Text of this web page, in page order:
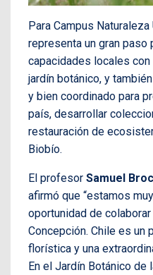
Para Campus
representa un gran paso
capacidades locales
jardín botánico, y
y bien coordinado para
país, desarrollar
restauración de
Biobío.
El profesor Samuel
afirmó que “estamos
oportunidad de
Concepción. Chile es un
florística y una
En el Jardín Botánico de